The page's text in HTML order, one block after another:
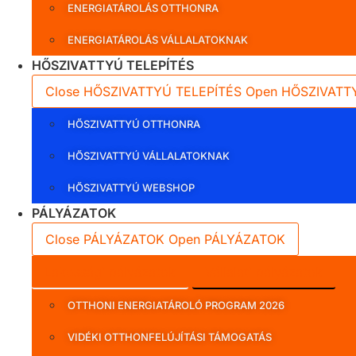
ENERGIATÁROLÁS OTTHONRA
ENERGIATÁROLÁS VÁLLALATOKNAK
HŐSZIVATTYÚ TELEPÍTÉS
Close HŐSZIVATTYÚ TELEPÍTÉS Open
HŐSZIVATTYÚ OTTHONRA
HŐSZIVATTYÚ VÁLLALATOKNAK
HŐSZIVATTYÚ WEBSHOP
PÁLYÁZATOK
Close PÁLYÁZATOK Open PÁLYÁZATOK
OTTHONI ENERGIATÁROLÓ PROGRAM 2026
VIDÉKI OTTHONFELÚJÍTÁSI TÁMOGATÁS